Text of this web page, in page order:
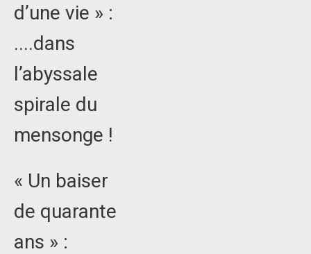
d’une vie » :
....dans
l’abyssale
spirale du
mensonge !
« Un baiser
de quarante
ans » :